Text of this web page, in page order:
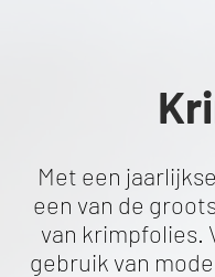
Met een
een van de
van krimpfolies.
gebruik van